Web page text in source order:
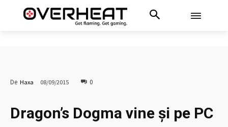
De Haxa 08/09/2015 0
Dragon’s Dogma vine și pe PC